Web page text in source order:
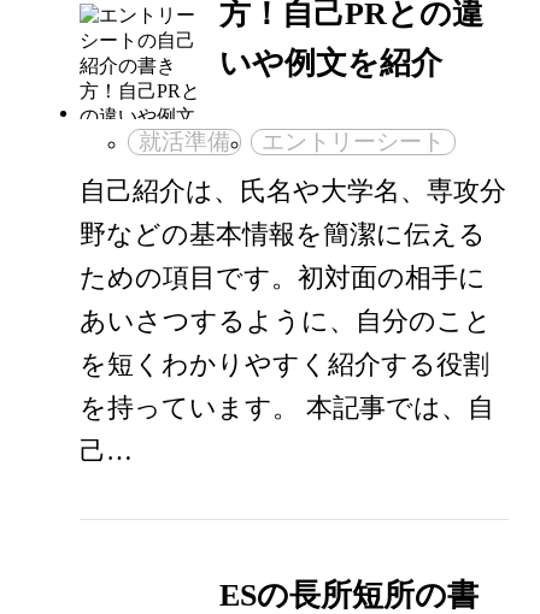
方！自己PRとの違
いや例文を紹介
就活準備 エントリーシート
自己紹介は、氏名や大学名、専攻分
野などの基本情報を簡潔に伝える
ための項目です。初対面の相手に
あいさつするように、自分のこと
を短くわかりやすく紹介する役割
を持っています。 本記事では、自
己…
ESの長所短所の書